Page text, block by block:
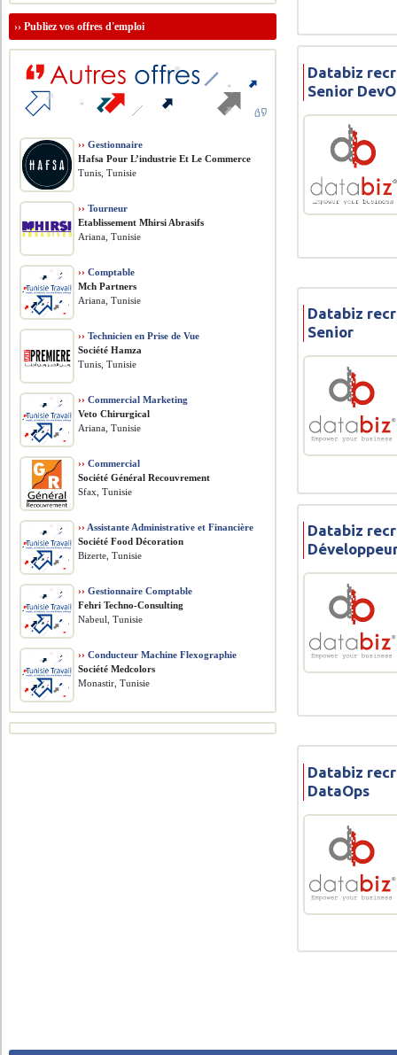
Databiz
Senior
Databiz
Senior
Databiz
Databiz
DataOps
››Publiez vos offres d'emploi
›› Gestionnaire
Hafsa Pour L’industrie Et Le Commerce
Tunis, Tunisie
›› Tourneur
Etablissement Mhirsi Abrasifs
Ariana, Tunisie
›› Comptable
Mch Partners
Ariana, Tunisie
›› Technicien en Prise de Vue
Société Hamza
Tunis, Tunisie
›› Commercial Marketing
Veto Chirurgical
Ariana, Tunisie
›› Commercial
Société Général Recouvrement
Sfax, Tunisie
›› Assistante Administrative et Financière
Société Food Décoration
Bizerte, Tunisie
›› Gestionnaire Comptable
Fehri Techno-Consulting
Nabeul, Tunisie
›› Conducteur Machine Flexographie
Société Medcolors
Monastir, Tunisie